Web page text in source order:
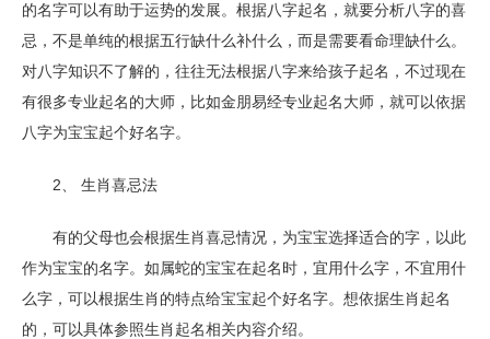
的名字可以有助于运势的发展。根据八字起名，就要分析八字的喜
忌，不是单纯的根据五行缺什么补什么，而是需要看命理缺什么。
对八字知识不了解的，往往无法根据八字来给孩子起名，不过现在
有很多专业起名的大师，比如金朋易经专业起名大师，就可以依据
八字为宝宝起个好名字。
2、 生肖喜忌法
有的父母也会根据生肖喜忌情况，为宝宝选择适合的字，以此
作为宝宝的名字。如属蛇的宝宝在起名时，宜用什么字，不宜用什
么字，可以根据生肖的特点给宝宝起个好名字。想依据生肖起名
的，可以具体参照生肖起名相关内容介绍。